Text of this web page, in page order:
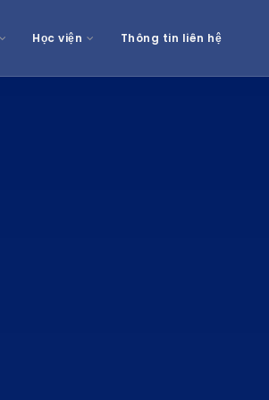
Học viện Thông tin liên hệ